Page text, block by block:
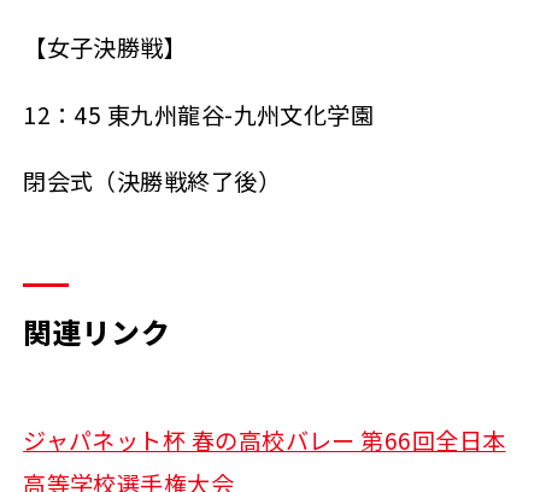
【女子決勝戦】
12：45 東九州龍谷-九州文化学園
閉会式（決勝戦終了後）
関連リンク
ジャパネット杯 春の高校バレー 第66回全日本
高等学校選手権大会